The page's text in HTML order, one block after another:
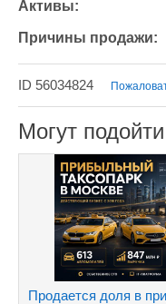
Активы:
Причины продажи:
ID 56034824
Могут подойти
Продается доля в